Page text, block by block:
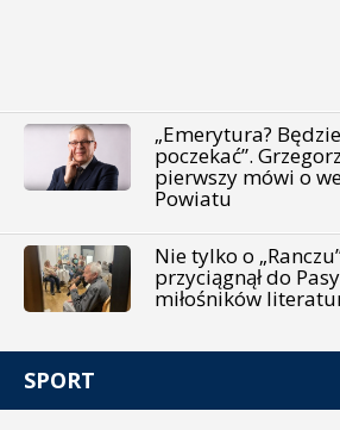
„Emerytura?
poczekać”.
pierwszy mówi o
Powiatu
Nie tylko o
przyciągnął do
miłośników
SPORT